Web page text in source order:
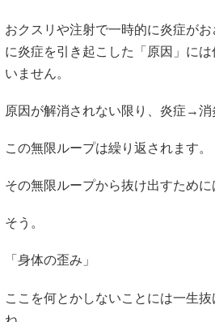
おクスリや注射で一時的に炎症が
に炎症を引き起こした「原因」に
いません。
原因が解消されない限り、炎症→
この無限ループは繰り返されます。
その無限ループから抜け出すために
そう。
「身体の歪み」
ここを何とかしないことには一生